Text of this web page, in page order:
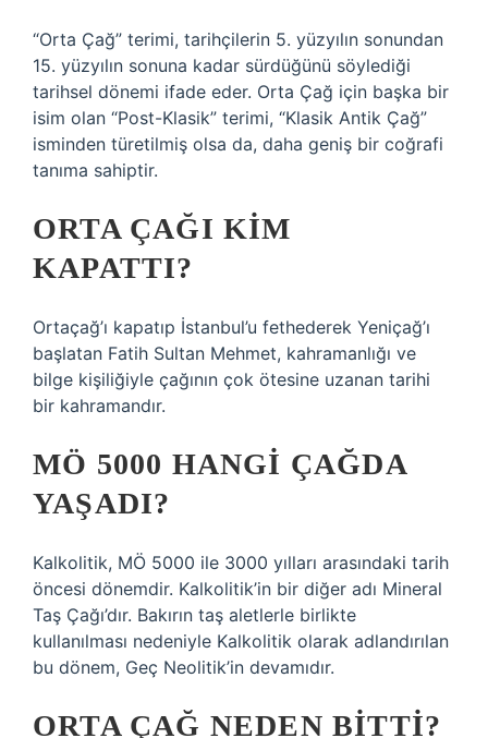
“Orta Çağ” terimi, tarihçilerin 5. yüzyılın sonundan
15. yüzyılın sonuna kadar sürdüğünü söylediği
tarihsel dönemi ifade eder. Orta Çağ için başka bir
isim olan “Post-Klasik” terimi, “Klasik Antik Çağ”
isminden türetilmiş olsa da, daha geniş bir coğrafi
tanıma sahiptir.
ORTA ÇAĞI KIM
KAPATTI?
Ortaçağ’ı kapatıp İstanbul’u fethederek Yeniçağ’ı
başlatan Fatih Sultan Mehmet, kahramanlığı ve
bilge kişiliğiyle çağının çok ötesine uzanan tarihi
bir kahramandır.
MÖ 5000 HANGI ÇAĞDA
YAŞADI?
Kalkolitik, MÖ 5000 ile 3000 yılları arasındaki tarih
öncesi dönemdir. Kalkolitik’in bir diğer adı Mineral
Taş Çağı’dır. Bakırın taş aletlerle birlikte
kullanılması nedeniyle Kalkolitik olarak adlandırılan
bu dönem, Geç Neolitik’in devamıdır.
ORTA ÇAĞ NEDEN BITTI?